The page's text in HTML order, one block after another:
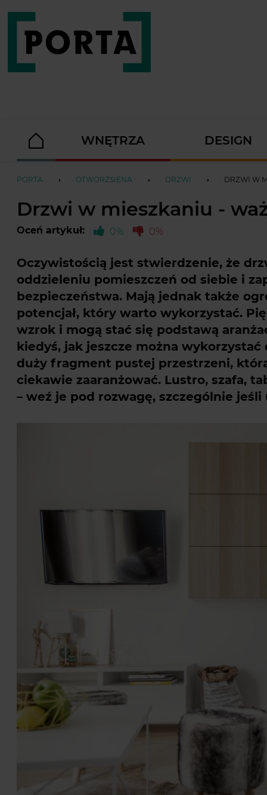
WNĘTRZA DESIGN
PORTA OTWORZSIENA DRZWI DRZWI W
Drzwi w mieszkaniu -
Oceń artykuł: 0% 0%
Oczywistością jest stwierdzenie, że
oddzieleniu pomieszczeń od siebie i
bezpieczeństwa. Mają jednak także
potencjał, który warto wykorzystać.
wzrok i mogą stać się podstawą
kiedyś, jak jeszcze można
duży fragment pustej przestrzeni,
ciekawie zaaranżować. Lustro, szafa,
– weź je pod rozwagę, szczególnie